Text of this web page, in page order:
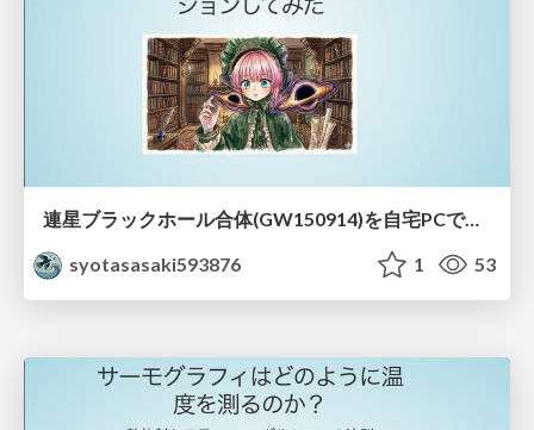
連星ブラックホール合体(GW150914)を自宅PCでシミュレーションしてみた
syotasasaki593876
1 53